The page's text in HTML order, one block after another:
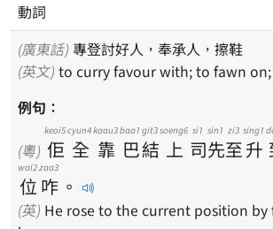
動詞
(廣東話) 專登討好人，奉承人，擦鞋
(英文) to curry favour with; to fawn
例句：
(粵) 佢
keoi5
全
cyun4
靠
kaau3
巴
baa1
結
git3
上
soeng6
司
si1
先
sin1
至
zi3
升
sing1
位
wai2
咋
zaa3
。
(英) He rose to the current position